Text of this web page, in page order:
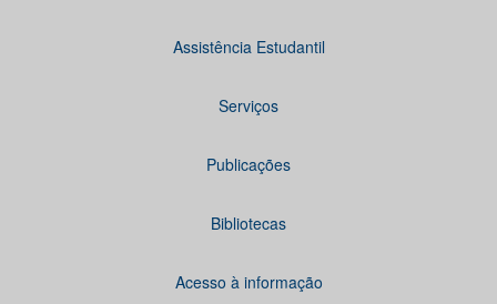
Assistência Estudantil
Serviços
Publicações
Bibliotecas
Acesso à informação